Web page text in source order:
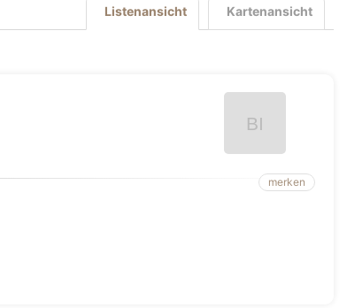
Kartenansicht
Listenansicht
merken